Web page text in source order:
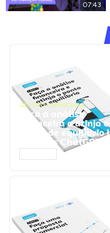
07:43
GESTÃO FINANCEIRA
Faça a análise
financeira e atinja o
ponto de equilíbrio |
Prompts ChatGPT